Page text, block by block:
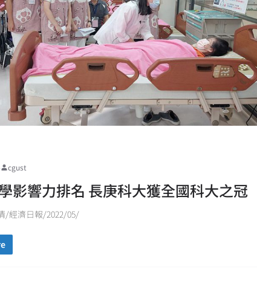
cgust
影響力排名 長庚科大獲全國科大之冠
/經濟日報/2022/05/